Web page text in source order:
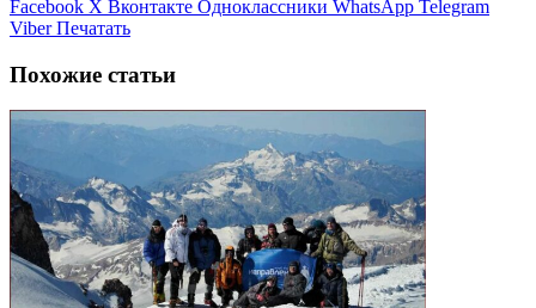
Facebook X Вконтакте Одноклассники WhatsApp Telegram
Viber Печатать
Похожие статьи